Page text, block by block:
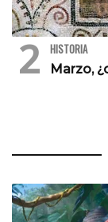
HISTORIA
Marzo,